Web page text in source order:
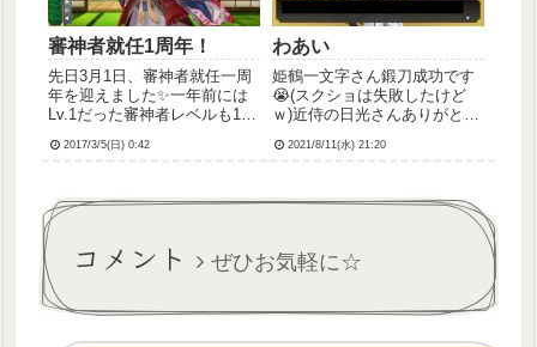
審神者就任1周年！
先日3月1日、審神者就任一周
年を迎えました✨一年前には
Lv.1だった審神者レベルも111
期刀の歌仙さんのレベルもカ
で始めた刀剣乱舞でしたが、
今では三日月以外に...
2017/3/5(日) 0:42
わあい
姫鶴一文字さん鍛刀成功です
😭(スクショは失敗したけど
ｗ)近侍の日光さんありがとね
2021/8/11(水) 21:20
コメント ぜひお気軽に☆